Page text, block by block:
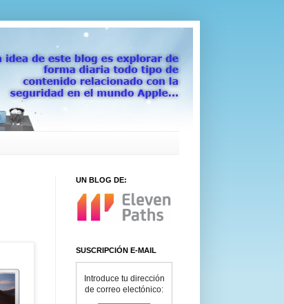
UN BLOG DE:
SUSCRIPCIÓN E-MAIL
Introduce tu dirección
de correo electónico: